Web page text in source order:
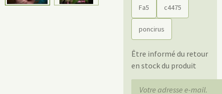
Fa5 c4475
poncirus
Être informé du retour
en stock du produit